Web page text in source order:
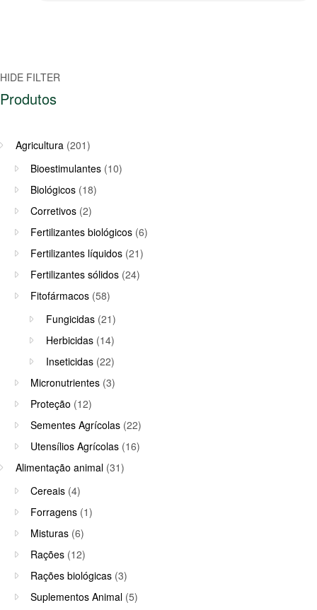
HIDE FILTER
Produtos
Agricultura (201)
Bioestimulantes (10)
Biológicos (18)
Corretivos (2)
Fertilizantes biológicos (6)
Fertilizantes líquidos (21)
Fertilizantes sólidos (24)
Fitofármacos (58)
Fungicidas (21)
Herbicidas (14)
Inseticidas (22)
Micronutrientes (3)
Proteção (12)
Sementes Agrícolas (22)
Utensílios Agrícolas (16)
Alimentação animal (31)
Cereais (4)
Forragens (1)
Misturas (6)
Rações (12)
Rações biológicas (3)
Suplementos Animal (5)